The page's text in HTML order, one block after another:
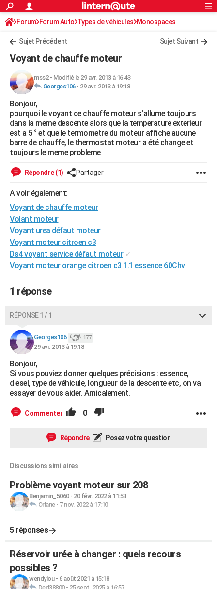
ACTUALITÉS
Politique
Société
Faits Divers
Education
Monde
Villes
+
Retraite
Impôts
Epargne
Immobilier
Risques naturels par ville
Banque
Assurance
Crédit
AUTO
Essais
Réserver un essai
Citadines
Berlines
SUV
Forum auto
+HIGH-TECH
Mobiles
Meilleur smartphone
Internet
Ordinateurs
Jeux vidéo
Guide high-tech
+BRICOLAGE
Forum
Aménagement intérieur
Extérieur
Cuisine
Salle de bains
Jardinage
Rangement
WEEK-END
Guides de France
Escapades
Patrimoine
Expositions
Musées
Week-end nature
LIFESTYLE
SANTE
Alimentation
Guide de la santé
Maladies
Médicaments
Sommeil
VOYAGE
Destinations
City break
Voyage nature
Voyage de noces
Forum
Climat
+PHOTO
GUIDES D'ACHAT
BONS PLANS
CARTE DE VOEUX
COPAINS D'AVANT
S'inscrire
Se connecter
Lycées
Collèges
Primaires
Universités
Entreprises
Service militaire
Avis de recherche
AVIS DE DÉCÈS
FORUM
Rechercher
S'inscrire
Connexion
Forum Forum Auto Types de véhicules Monospaces
Sujet Précédent Sujet Suivant
Voyant de chauffe moteur
mss2- Modifié le 29 avr. 2013 à 16:43
Georges106- 29 avr. 2013 à 19:18
Bonjour,
pourquoi le voyant de chauffe moteur s'allume toujours
dans la meme descente alors que la temperature exterieur
est a 5 ° et que le termometre du moteur affiche aucune
barre de chauffe, le thermostat moteur a été change et
toujours le meme probleme
Répondre (1) Partager
A voir également:
Voyant de chauffe moteur
Volant moteur
Voyant urea défaut moteur
Voyant moteur citroen c3
Ds4 voyant service défaut moteur ✓
Voyant moteur orange citroen c3 1.1 essence 60Chv
1 réponse
RÉPONSE 1 / 1
Georges106 177
29 avr. 2013 à 19:18
Bonjour,
Si vous pouviez donner quelques précisions : essence,
diesel, type de véhicule, longueur de la descente etc, on va
essayer de vous aider. Amicalement.
Commenter 0
Répondre Posez votre question
Discussions similaires
Problème voyant moteur sur 208
Benjamin_5060- 20 févr. 2022 à 11:53
Orlane- 7 nov. 2022 à 17:10
5 réponses
Réservoir urée à changer : quels recours
possibles ?
wendylou- 6 août 2021 à 15:18
Ded38800- 25 sept. 2025 à 16:57